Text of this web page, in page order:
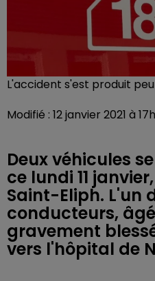
L'accident s'est produit
Modifié : 12 janvier 2021 à
Deux véhicules
ce lundi 11
Saint-Eliph. L'un
conducteurs,
gravement
vers l'hôpital de